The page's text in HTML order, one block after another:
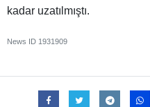
kadar uzatılmıştı.
News ID 1931909